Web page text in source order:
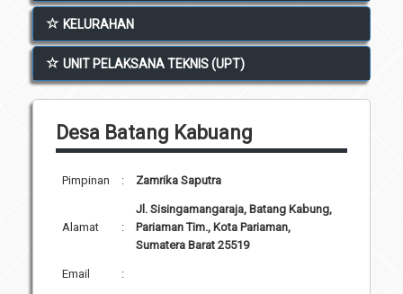
Penghargaan
KELURAHAN
UNIT PELAKSANA TEKNIS (UPT)
Desa Batang Kabuang
Pimpinan : Zamrika Saputra
Alamat :
Jl. Sisingamangaraja, Batang Kabung,
Pariaman Tim., Kota Pariaman,
Sumatera Barat 25519
Email :